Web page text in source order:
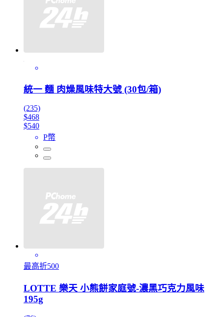
統一 麵 肉燥風味特大號 (30包/箱)
(235)
$468
$540
P幣
最高折500
LOTTE 樂天 小熊餅家庭號-濃黑巧克力風味
195g